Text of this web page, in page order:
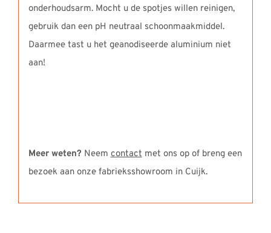
onderhoudsarm. Mocht u de spotjes willen reinigen,
gebruik dan een pH neutraal schoonmaakmiddel.
Daarmee tast u het geanodiseerde aluminium niet
aan!
Meer weten? Neem contact met ons op of breng een
bezoek aan onze fabrieksshowroom in Cuijk.